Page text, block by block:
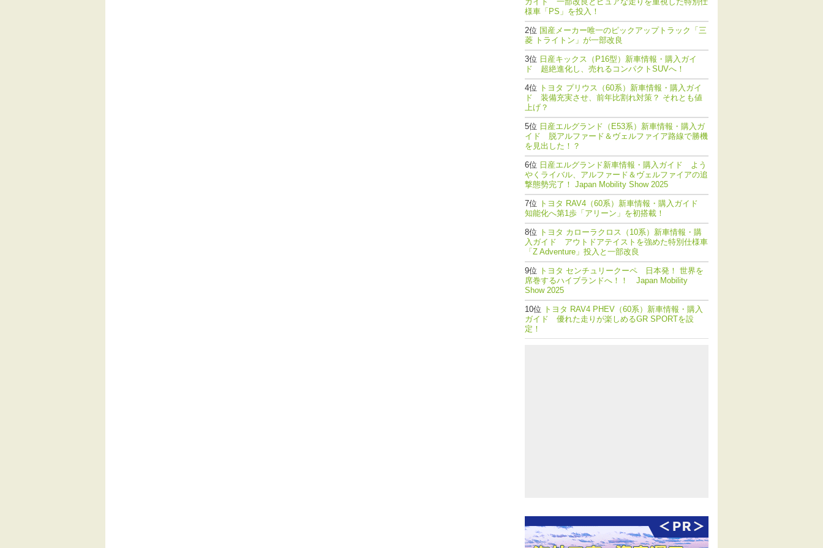
様車「PS」を投入！
国産メーカー唯一のピックアップトラック「三
菱 トライトン」が一部改良
日産キックス（P16型）新車情報・購入ガイ
ド 超絶進化し、売れるコンパクトSUVへ！
トヨタ プリウス（60系）新車情報・購入ガイ
ド 装備充実させ、前年比割れ対策？ それとも値
上げ？
日産エルグランド（E53系）新車情報・購入ガ
イド 脱アルファード＆ヴェルファイア路線で勝機
を見出した！？
日産エルグランド新車情報・購入ガイド よう
やくライバル、アルファード＆ヴェルファイアの追
撃態勢完了！ Japan Mobility Show 2025
トヨタ RAV4（60系）新車情報・購入ガイド
知能化へ第1歩「アリーン」を初搭載！
トヨタ カローラクロス（10系）新車情報・購
入ガイド アウトドアテイストを強めた特別仕様車
「Z Adventure」投入と一部改良
トヨタ センチュリークーペ 日本発！ 世界を
席巻するハイブランドへ！！ Japan Mobility
Show 2025
トヨタ RAV4 PHEV（60系）新車情報・購入
ガイド 優れた走りが楽しめるGR SPORTを設
定！